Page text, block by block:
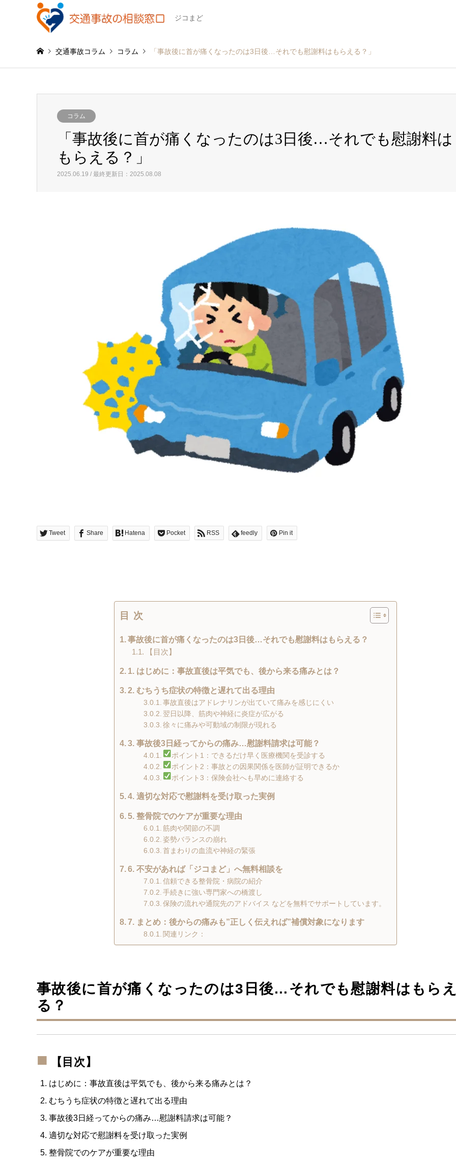
ジコまど
交通事故コラム コラム 「事故後に首が痛くなったのは3日後…それでも慰謝料はもらえる？」
コラム
「事故後に首が痛くなったのは3日後…それでも慰謝料は
もらえる？」
2025.06.19 / 最終更新日：2025.08.08
Tweet Share Hatena Pocket RSS feedly Pin it
目次
事故後に首が痛くなったのは3日後…それでも慰謝料はもらえる？
【目次】
1. はじめに：事故直後は平気でも、後から来る痛みとは？
2. むちうち症状の特徴と遅れて出る理由
事故直後はアドレナリンが出ていて痛みを感じにくい
翌日以降、筋肉や神経に炎症が広がる
徐々に痛みや可動域の制限が現れる
3. 事故後3日経ってからの痛み…慰謝料請求は可能？
ポイント1：できるだけ早く医療機関を受診する
ポイント2：事故との因果関係を医師が証明できるか
ポイント3：保険会社へも早めに連絡する
4. 適切な対応で慰謝料を受け取った実例
5. 整骨院でのケアが重要な理由
筋肉や関節の不調
姿勢バランスの崩れ
首まわりの血流や神経の緊張
6. 不安があれば「ジコまど」へ無料相談を
信頼できる整骨院・病院の紹介
手続きに強い専門家への橋渡し
保険の流れや通院先のアドバイス などを無料でサポートしています。
7. まとめ：後からの痛みも”正しく伝えれば”補償対象になります
関連リンク：
事故後に首が痛くなったのは3日後…それでも慰謝料はもら
る？
【目次】
はじめに：事故直後は平気でも、後から来る痛みとは？
むちうち症状の特徴と遅れて出る理由
事故後3日経ってからの痛み…慰謝料請求は可能？
適切な対応で慰謝料を受け取った実例
整骨院でのケアが重要な理由